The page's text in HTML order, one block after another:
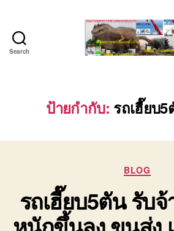
Search
เครื่องจั
ระยอง
(บริษัท
พาณิชย์
บริการ
รถยก
รถ
ป้ายกำกับ: รถเฮี๊ยบ
BLOG
รถเฮี๊ยบ5ตัน รับ